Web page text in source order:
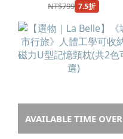
NT$799 7.5折
AVAILABLE TIME OVER